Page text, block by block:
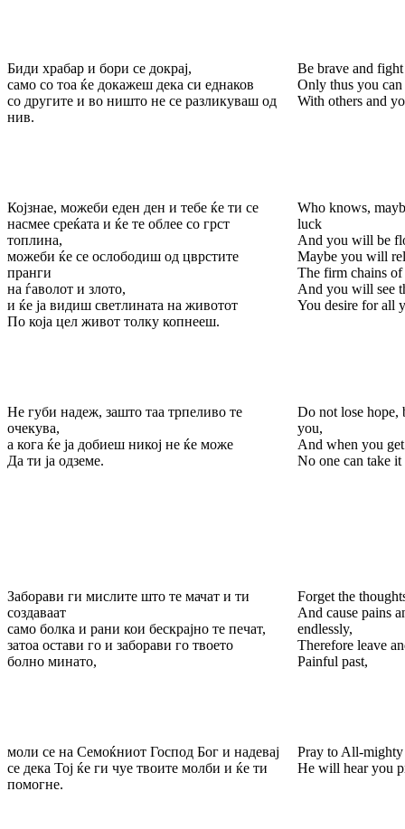
Биди храбар и бори се докрај,
само со тоа ќе докажеш дека си еднаков
со другите и во ништо не се разликуваш од
нив.
Be brave and
Only thus you
With others and
Којзнае, можеби еден ден и тебе ќе ти се
насмее среќата и ќе те облее со грст
топлина,
можеби ќе се ослободиш од цврстите
пранги
на ѓаволот и злото,
и ќе ја видиш светлината на животот
По која цел живот толку копнееш.
Who knows,
luck
And you will be
Maybe you will
The firm chains
And you will see
You desire for all
Не губи надеж, зашто таа трпеливо те
очекува,
а кога ќе ја добиеш никој не ќе може
Да ти ја одземе.
Do not lose hope,
you,
And when you
No one can take
Заборави ги мислите што те мачат и ти
создаваат
само болка и рани кои бескрајно те печат,
затоа остави го и заборави го твоето
болно минато,
Forget the
And cause pains
endlessly,
Therefore leave
Painful past,
моли се на Семоќниот Господ Бог и надевај
се дека Тој ќе ги чуе твоите молби и ќе ти
помогне.
Pray to All-mighty
He will hear you